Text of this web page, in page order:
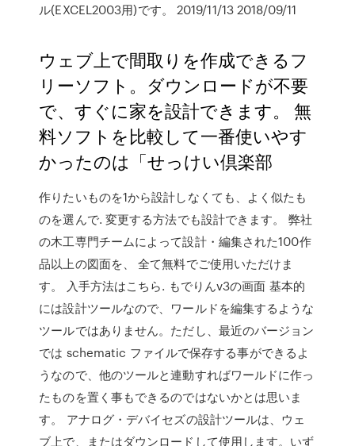
ル(EXCEL2003用)です。 2019/11/13 2018/09/11
ウェブ上で間取りを作成できるフ
リーソフト。ダウンロードが不要
で、すぐに家を設計できます。 無
料ソフトを比較して一番使いやす
かったのは「せっけい倶楽部
作りたいものを1から設計しなくても、よく似たも
のを選んで. 変更する方法でも設計できます。 弊社
の木工専門チームによって設計・編集された100作
品以上の図面を、 全て無料でご使用いただけま
す。 入手方法はこちら. もでりんv3の画面 基本的
には設計ツールなので、ワールドを編集するような
ツールではありません。ただし、最近のバージョン
では schematic ファイルで保存する事ができるよ
うなので、他のツールと連動すればワールドに作っ
たものを置く事もできるのではないかとは思いま
す。 アナログ・デバイセズの設計ツールは、ウェ
ブ上で、またはダウンロードして使用します。いず